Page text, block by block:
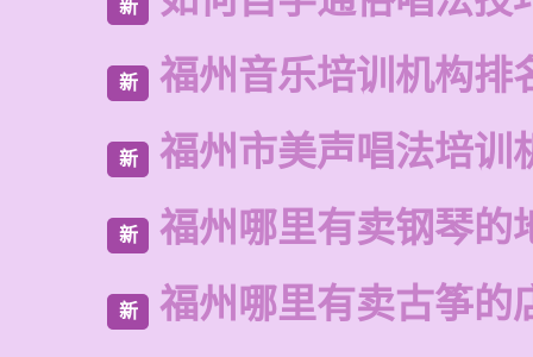
新
新 福州音乐培训机构排
新 福州市美声唱法培训
新 福州哪里有卖钢琴的
新 福州哪里有卖古筝的